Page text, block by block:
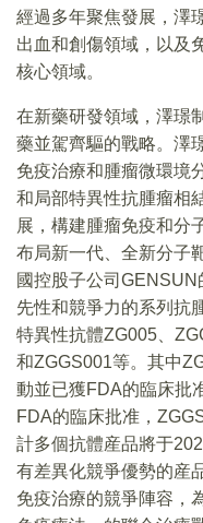
經過多年聚焦發展，澤
出血和創傷領域，以及
核心領域。
在新藥研發領域，澤璟
藥並駕齊驅的戰略。澤
免疫治療和腫瘤微環境
和局部特異性抗腫瘤相
展，構建腫瘤免疫和分
布局新一代、全新分子
國控股子公司
先性和競爭力的系列抗
特異性抗體ZG005、
和ZGGS001等。其中
動並已獲FDA的臨床批
FDA的臨床批准，
計多個抗體産品將于
有差異化競爭優勢的産
免疫治療的競爭陣容，